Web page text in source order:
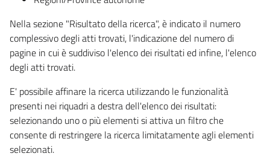
Nella sezione "Risultato della ricerca", è indicato il numero
complessivo degli atti trovati, l'indicazione del numero di
pagine in cui è suddiviso l'elenco dei risultati ed infine, l'elenco
degli atti trovati.
E' possibile affinare la ricerca utilizzando le funzionalità
presenti nei riquadri a destra dell'elenco dei risultati:
selezionando uno o più elementi si attiva un filtro che
consente di restringere la ricerca limitatamente agli elementi
selezionati.